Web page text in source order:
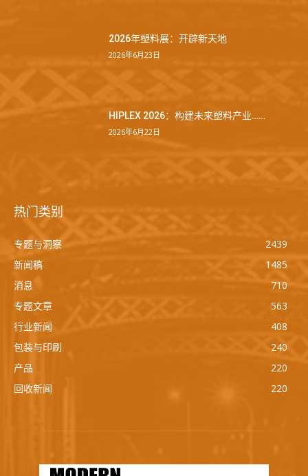
2026年塑料展：开辟新天地
2026年6月23日
HIPLEX 2026：构建未来塑料产业……
2026年6月22日
热门类别
专题与洞察
2439
新闻稿
1485
消息
710
专题文章
563
行业新闻
408
包装与印刷
240
产品
220
回收新闻
220